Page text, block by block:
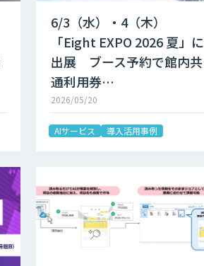
6/3（水）・4（木）
「Eight EXPO 2026 夏」に
出展 ブース予約で館内共
通利用券…
2026/05/20
AIサービス 導入活用事例